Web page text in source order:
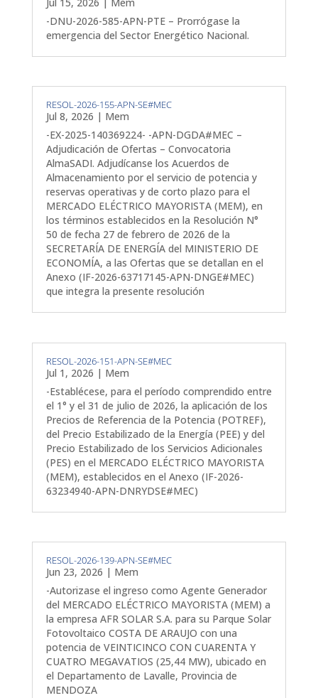
-DNU-2026-585-APN-PTE – Prorrógase la
emergencia del Sector Energético Nacional.
RESOL-2026-155-APN-SE#MEC
Jul 8, 2026 | Mem
-EX-2025-140369224- -APN-DGDA#MEC –
Adjudicación de Ofertas – Convocatoria
AlmaSADI. Adjudícanse los Acuerdos de
Almacenamiento por el servicio de potencia y
reservas operativas y de corto plazo para el
MERCADO ELÉCTRICO MAYORISTA (MEM), en
los términos establecidos en la Resolución N°
50 de fecha 27 de febrero de 2026 de la
SECRETARÍA DE ENERGÍA del MINISTERIO DE
ECONOMÍA, a las Ofertas que se detallan en el
Anexo (IF-2026-63717145-APN-DNGE#MEC)
que integra la presente resolución
RESOL-2026-151-APN-SE#MEC
Jul 1, 2026 | Mem
-Establécese, para el período comprendido entre
el 1° y el 31 de julio de 2026, la aplicación de los
Precios de Referencia de la Potencia (POTREF),
del Precio Estabilizado de la Energía (PEE) y del
Precio Estabilizado de los Servicios Adicionales
(PES) en el MERCADO ELÉCTRICO MAYORISTA
(MEM), establecidos en el Anexo (IF-2026-
63234940-APN-DNRYDSE#MEC)
RESOL-2026-139-APN-SE#MEC
Jun 23, 2026 | Mem
-Autorizase el ingreso como Agente Generador
del MERCADO ELÉCTRICO MAYORISTA (MEM) a
la empresa AFR SOLAR S.A. para su Parque Solar
Fotovoltaico COSTA DE ARAUJO con una
potencia de VEINTICINCO CON CUARENTA Y
CUATRO MEGAVATIOS (25,44 MW), ubicado en
el Departamento de Lavalle, Provincia de
MENDOZA